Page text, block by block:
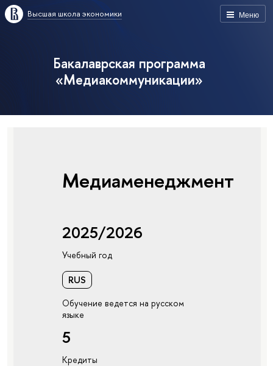
Меню
Высшая школа экономики
Бакалаврская программа
«Медиакоммуникации»
Медиаменеджмент
2025/2026
Учебный год
RUS
Обучение ведется на русском
языке
5
Кредиты